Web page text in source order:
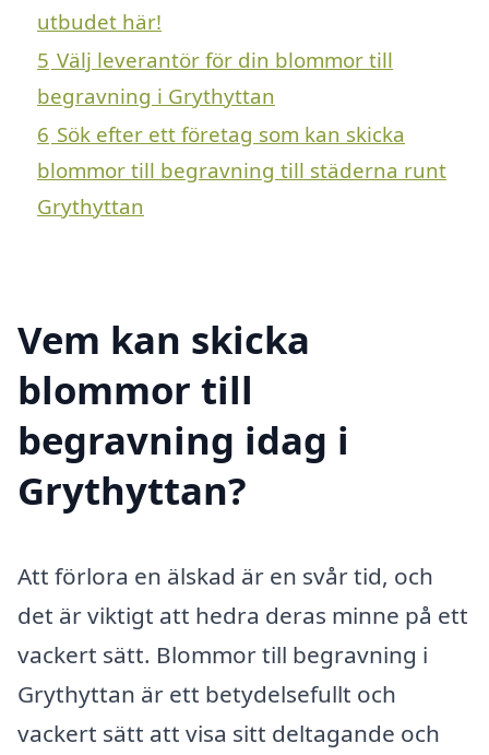
utbudet här!
5 Välj leverantör för din blommor till
begravning i Grythyttan
6 Sök efter ett företag som kan skicka
blommor till begravning till städerna runt
Grythyttan
Vem kan skicka
blommor till
begravning idag i
Grythyttan?
Att förlora en älskad är en svår tid, och
det är viktigt att hedra deras minne på ett
vackert sätt. Blommor till begravning i
Grythyttan är ett betydelsefullt och
vackert sätt att visa sitt deltagande och